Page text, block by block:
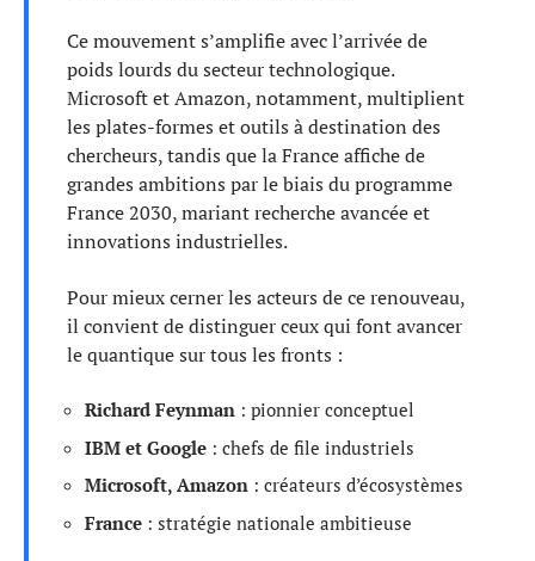
Ce mouvement s’amplifie avec l’arrivée de
poids lourds du secteur technologique.
Microsoft et Amazon, notamment, multiplient
les plates-formes et outils à destination des
chercheurs, tandis que la France affiche de
grandes ambitions par le biais du programme
France 2030, mariant recherche avancée et
innovations industrielles.
Pour mieux cerner les acteurs de ce renouveau,
il convient de distinguer ceux qui font avancer
le quantique sur tous les fronts :
Richard Feynman : pionnier conceptuel
IBM et Google : chefs de file industriels
Microsoft, Amazon : créateurs d’écosystèmes
France : stratégie nationale ambitieuse